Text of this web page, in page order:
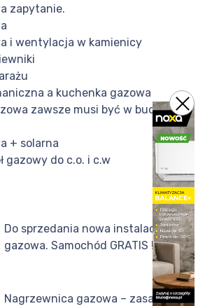
zapytanie.
i wentylacja w kamienicy
a kuchenka gazowa
zawsze musi być w budynku
+ solarna
gazowy do c.o. i c.w
Do sprzedania nowa instalacja
gazowa. Samochód GRATIS !
Nagrzewnica gazowa – zasada